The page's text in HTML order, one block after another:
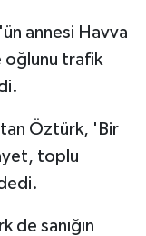
annesi Havva
oğlunu trafik
Öztürk, 'Bir
toplu
de sanığın